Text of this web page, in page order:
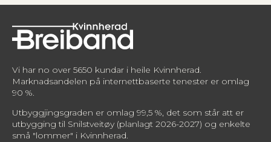
Vi har no over 5650 kundar i heile Kvinnherad.
Marknadsandelen på internettbaserte tenester er omlag
90 %.
Utbyggjingsgraden er omlag 99,5 %, det som står att er
utbygging til Snilstveitøy (planlagt 2026-2027) og enkelte
små "lommer" i Kvinnherad.